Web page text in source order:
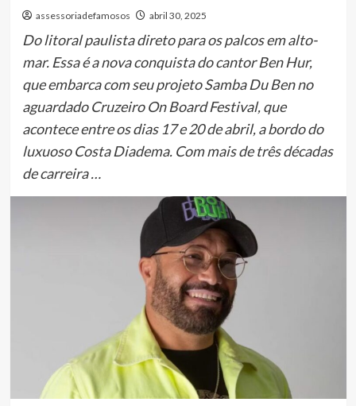
assessoriadefamosos abril 30, 2025
Do litoral paulista direto para os palcos em alto-
mar. Essa é a nova conquista do cantor Ben Hur,
que embarca com seu projeto Samba Du Ben no
aguardado Cruzeiro On Board Festival, que
acontece entre os dias 17 e 20 de abril, a bordo do
luxuoso Costa Diadema. Com mais de três décadas
de carreira …